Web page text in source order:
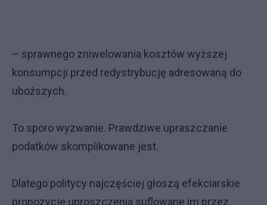
– sprawnego zniwelowania kosztów wyższej
konsumpcji przed redystrybucję adresowaną do
uboższych.
To sporo wyzwanie. Prawdziwe upraszczanie
podatków skomplikowane jest.
Dlatego politycy najczęściej głoszą efekciarskie
propozycje uproszczenia suflowane im przez